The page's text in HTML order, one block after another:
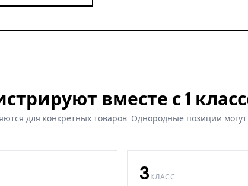
вместе с 1
для конкретных товаров. Однородные позиции
3КЛАСС